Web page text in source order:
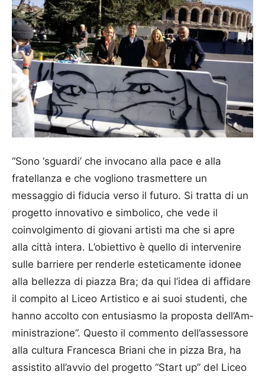
“Sono ‘sguardi’ che invocano alla pace e alla
fratellanza e che vogliono trasmettere un
messaggio di fiducia verso il futuro. Si tratta di un
progetto innovativo e simbolico, che vede il
coinvolgimento di giovani artisti ma che si apre
alla città intera. L’obiettivo è quello di intervenire
sulle barriere per renderle esteticamente idonee
alla bellezza di piazza Bra; da qui l’idea di affidare
il compito al Liceo Artistico e ai suoi studenti, che
hanno accolto con entusiasmo la proposta dell’Am­
mi­nistrazione”. Questo il commento dell’assessore
alla cultura Francesca Briani che in pizza Bra, ha
assistito all’avvio del progetto “Start up” del Liceo